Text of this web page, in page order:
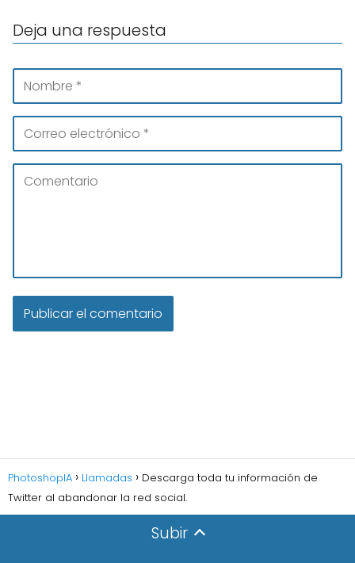
Deja una respuesta
PhotoshopIA Llamadas
Descarga toda tu información de
Twitter al abandonar la red social.
Subir